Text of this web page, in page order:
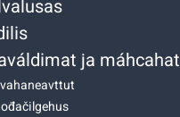
ja máhcahat